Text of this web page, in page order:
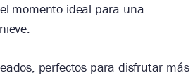
momento ideal para una
perfectos para disfrutar más